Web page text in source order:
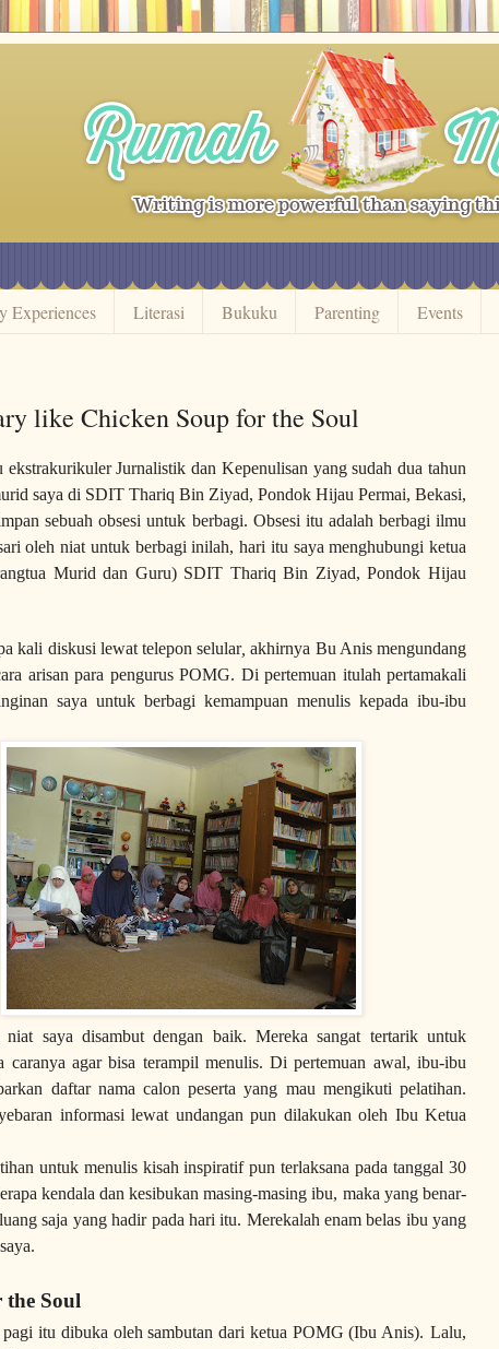
Experiences Literasi Bukuku Parenting Events
like Chicken Soup for the Soul
Jurnalistik dan Kepenulisan yang sudah dua tahun
saya di SDIT Thariq Bin Ziyad, Pondok Hijau Permai, Bekasi,
sebuah obsesi untuk berbagi. Obsesi itu adalah berbagi ilmu
oleh niat untuk berbagi inilah, hari itu saya menghubungi ketua
Murid dan Guru) SDIT Thariq Bin Ziyad, Pondok Hijau
kali diskusi lewat telepon selular, akhirnya Bu Anis mengundang
arisan para pengurus POMG. Di pertemuan itulah pertamakali
saya untuk berbagi kemampuan menulis kepada ibu-ibu
niat saya disambut dengan baik. Mereka sangat tertarik untuk
caranya agar bisa terampil menulis. Di pertemuan awal, ibu-ibu
daftar nama calon peserta yang mau mengikuti pelatihan.
informasi lewat undangan pun dilakukan oleh Ibu Ketua
untuk menulis kisah inspiratif pun terlaksana pada tanggal 30
kendala dan kesibukan masing-masing ibu, maka yang benar-
saja yang hadir pada hari itu. Merekalah enam belas ibu yang
the Soul
itu dibuka oleh sambutan dari ketua POMG (Ibu Anis). Lalu,